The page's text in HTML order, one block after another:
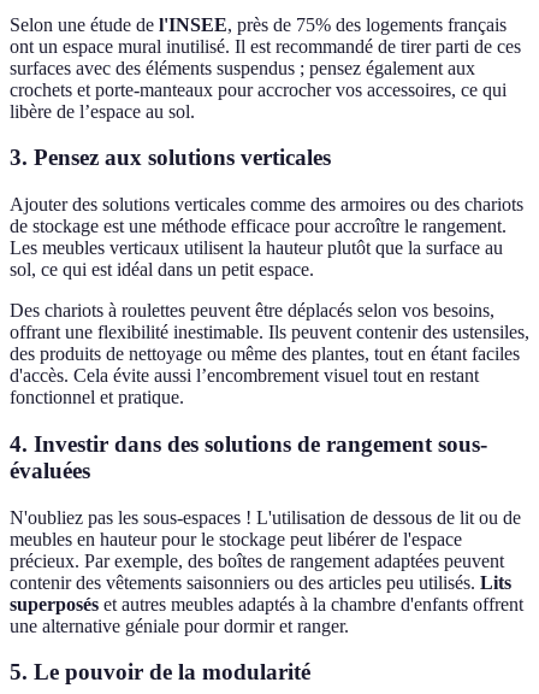
Selon une étude de l'INSEE, près de 75% des logements français
ont un espace mural inutilisé. Il est recommandé de tirer parti de ces
surfaces avec des éléments suspendus ; pensez également aux
crochets et porte-manteaux pour accrocher vos accessoires, ce qui
libère de l’espace au sol.
3. Pensez aux solutions verticales
Ajouter des solutions verticales comme des armoires ou des chariots
de stockage est une méthode efficace pour accroître le rangement.
Les meubles verticaux utilisent la hauteur plutôt que la surface au
sol, ce qui est idéal dans un petit espace.
Des chariots à roulettes peuvent être déplacés selon vos besoins,
offrant une flexibilité inestimable. Ils peuvent contenir des ustensiles,
des produits de nettoyage ou même des plantes, tout en étant faciles
d'accès. Cela évite aussi l’encombrement visuel tout en restant
fonctionnel et pratique.
4. Investir dans des solutions de rangement sous-
évaluées
N'oubliez pas les sous-espaces ! L'utilisation de dessous de lit ou de
meubles en hauteur pour le stockage peut libérer de l'espace
précieux. Par exemple, des boîtes de rangement adaptées peuvent
contenir des vêtements saisonniers ou des articles peu utilisés. Lits
superposés et autres meubles adaptés à la chambre d'enfants offrent
une alternative géniale pour dormir et ranger.
5. Le pouvoir de la modularité